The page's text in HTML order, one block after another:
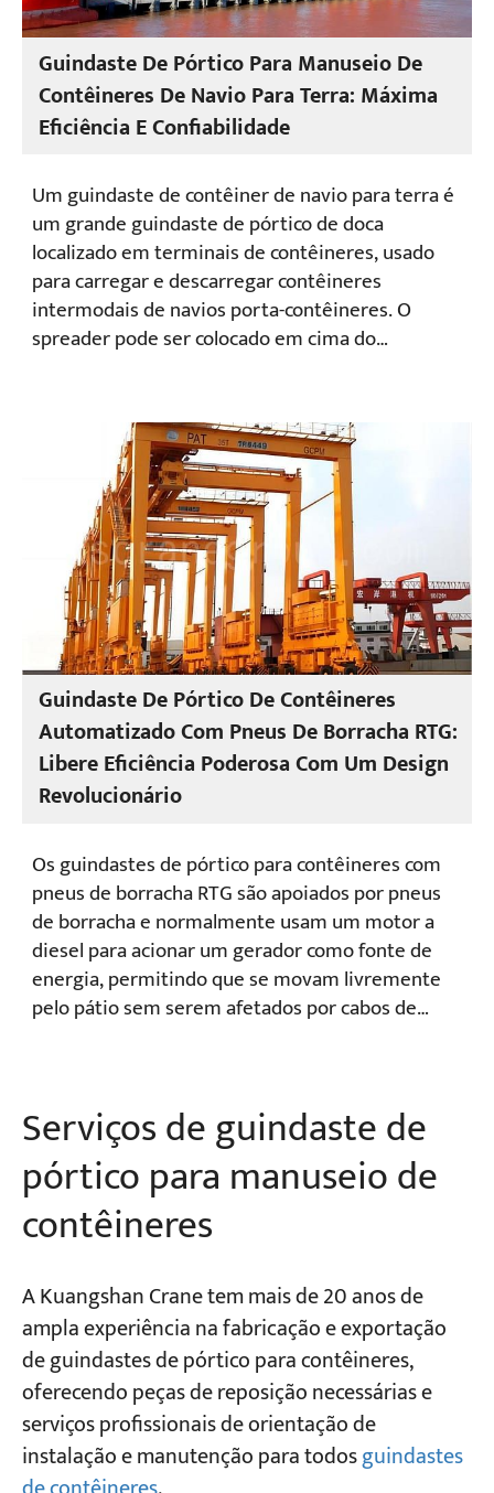
Guindaste De Pórtico Para Manuseio De
Contêineres De Navio Para Terra: Máxima
Eficiência E Confiabilidade
Um guindaste de contêiner de navio para terra é
um grande guindaste de pórtico de doca
localizado em terminais de contêineres, usado
para carregar e descarregar contêineres
intermodais de navios porta-contêineres. O
spreader pode ser colocado em cima do
de trava de torção. Normalmente, o guindaste de
pórtico de contêiner de navio para terra
transporta um contêiner por vez, mas alguns dos
guindastes mais novos podem levantar de dois a
quatro contêineres de 20 pés simultaneamente.
Guindaste De Pórtico De Contêineres
Automatizado Com Pneus De Borracha RTG:
Libere Eficiência Poderosa Com Um Design
Revolucionário
Os guindastes de pórtico para contêineres com
pneus de borracha RTG são apoiados por pneus
de borracha e normalmente usam um motor a
diesel para acionar um gerador como fonte de
energia, permitindo que se movam livremente
pelo pátio sem serem afetados por cabos de
Serviços de guindaste de
pórtico para manuseio de
contêineres
A Kuangshan Crane tem mais de 20 anos de
ampla experiência na fabricação e exportação
de guindastes de pórtico para contêineres,
oferecendo peças de reposição necessárias e
serviços profissionais de orientação de
instalação e manutenção para todosguindastes